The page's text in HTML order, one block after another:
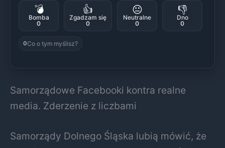
💣
Bomba
0
👍
Zgadzam się
0
😐
Neutralne
0
👎
Dno
0
0Co o tym myślisz?
Samorządowe Facebooki kontra realne
media. Zderzenie z liczbami
Samorządy Dolnego Śląska lubią mówić, że